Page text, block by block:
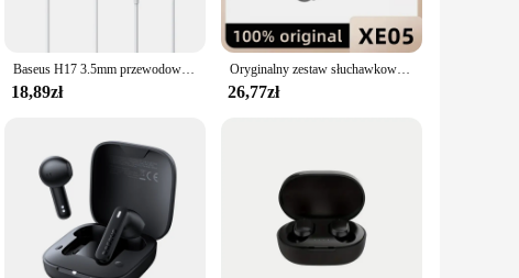
Baseus H17 3.5mm przewodowy słuchawka z mikrofonem sterowany drutem słuchawki douszne do muzyki Sport w uchu Monitor słuchawki douszne
18,89zł
Oryginalny zestaw słuchawkowy bluetooth z pałąkiem na kark Lenovo XE05 XE05pro czysty stereofoniczny sport działający IPX5 wodoodporny i odporny na pot
26,77zł